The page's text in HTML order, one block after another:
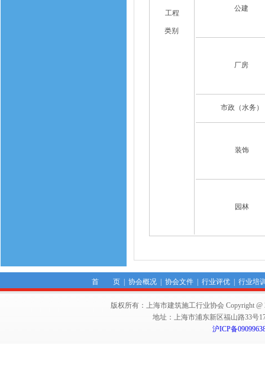
工程
类别
公建
厂房
市政（水务）
装饰
园林
首 页| 协会概况| 协会文件| 行业评优| 行业培
版权所有：上海市建筑施工行业协会 Copyright @
地址：上海市浦东新区福山路33号
沪ICP备